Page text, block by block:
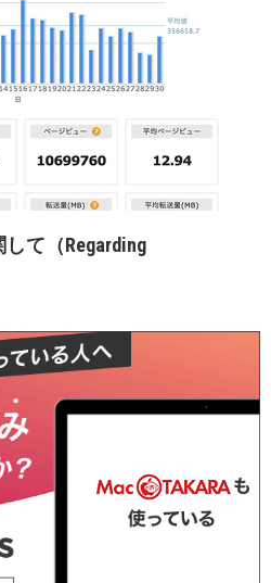
して（Regarding